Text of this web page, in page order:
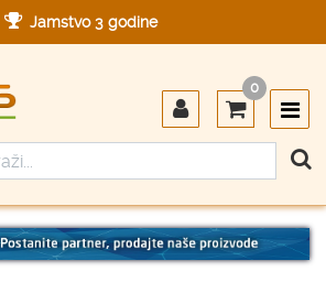
Jamstvo 3 godine
Designed in Germany
Made in Germany
0